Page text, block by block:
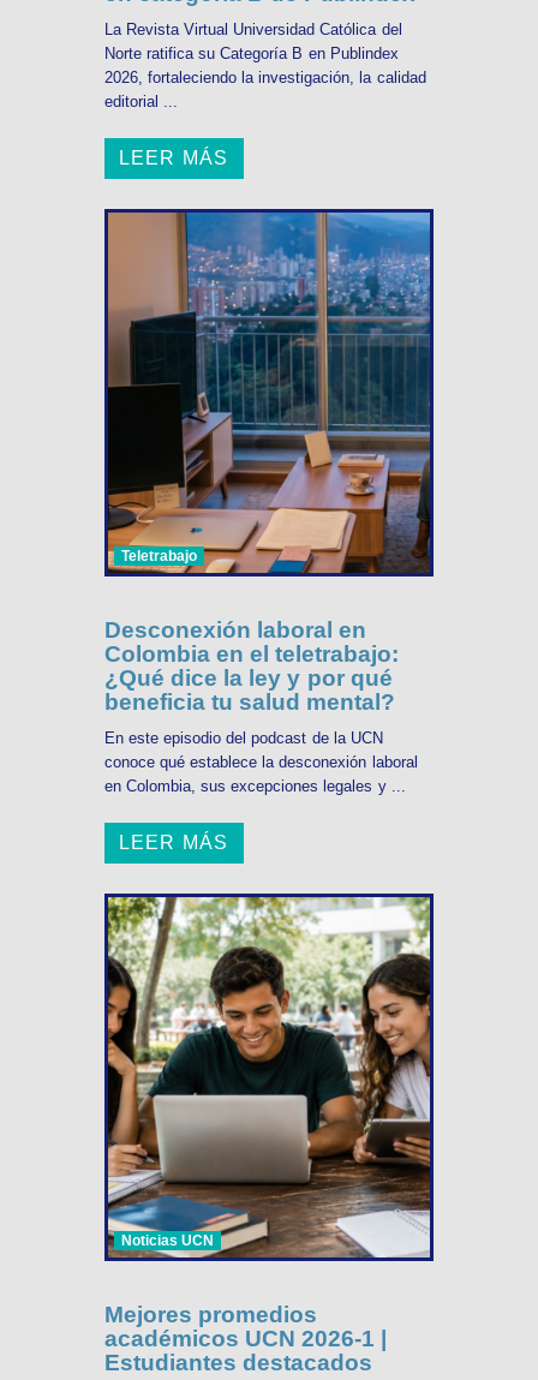
La Revista Virtual Universidad Católica del
Norte ratifica su Categoría B en Publindex
2026, fortaleciendo la investigación, la calidad
editorial ...
LEER MÁS
Teletrabajo
Desconexión laboral en
Colombia en el teletrabajo:
¿Qué dice la ley y por qué
beneficia tu salud mental?
En este episodio del podcast de la UCN
conoce qué establece la desconexión laboral
en Colombia, sus excepciones legales y ...
LEER MÁS
Noticias UCN
Mejores promedios
académicos UCN 2026-1 |
Estudiantes destacados